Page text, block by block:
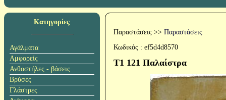
Κατηγορίες
Αγάλματα
Αμφορείς
Ανθοστήλες - βάσεις
Βρύσες
Γλάστρες
Παραστάσεις >> Παραστάσεις
Κωδικός : ef5d4d8570
T1 121 Παλαίστρα